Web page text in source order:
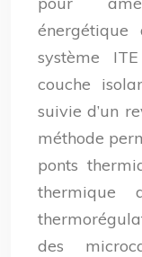
énergétique
système
couche
suivie d’un
méthode
ponts
thermique
des